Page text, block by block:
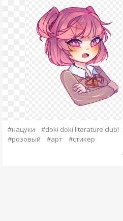
#нацуки #doki doki literature club!
#розовый
#арт #стикер